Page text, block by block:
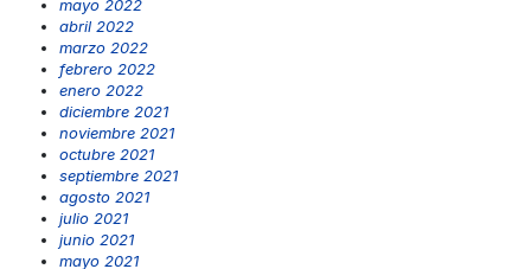
mayo 2022
abril 2022
marzo 2022
febrero 2022
enero 2022
diciembre 2021
noviembre 2021
octubre 2021
septiembre 2021
agosto 2021
julio 2021
junio 2021
mayo 2021